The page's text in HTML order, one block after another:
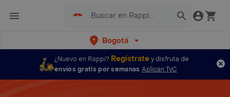
Bogotá
¿Nuevo en Rappi? Regístratey disfruta de
envíos gratis por semanas Aplican TyC